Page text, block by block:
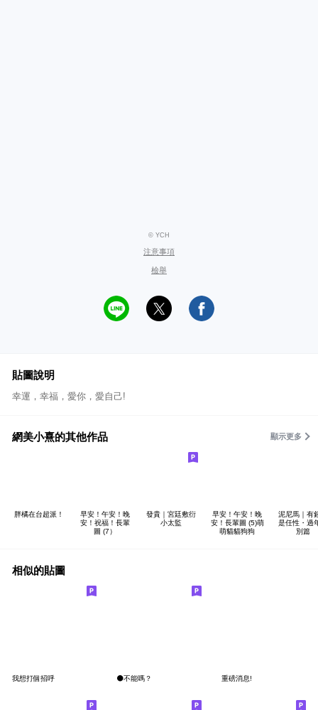
© YCH
注意事項
檢舉
貼圖說明
幸運，幸福，愛你，愛自己!
網美小熹的其他作品 顯示更多
胖橘在台超派！
早安！午安！晚
安！祝福！長輩
圖 (7）
發貴｜宮廷敷衍
小太監
早安！午安！晚
安！長輩圖 (5)萌
萌貓貓狗狗
泥尼馬｜有
是任性・過
別篇
相似的貼圖
我想打個招呼 ⚫不能嗎？ 重磅消息!